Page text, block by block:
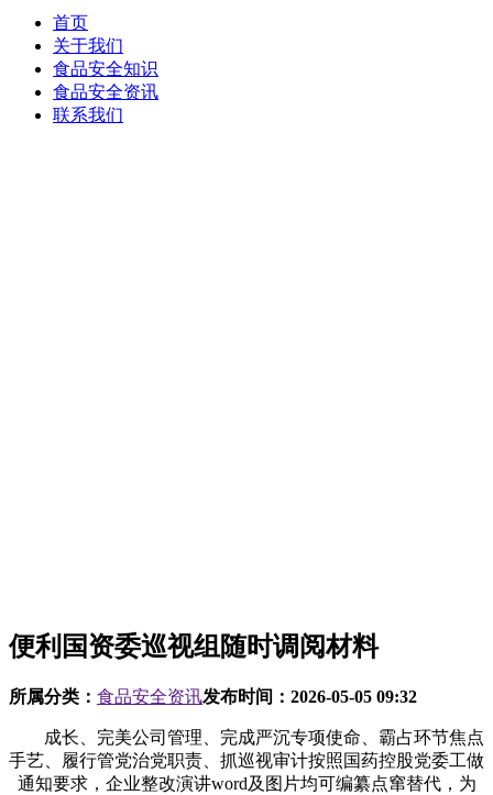
首页
关于我们
食品安全知识
食品安全资讯
联系我们
便利国资委巡视组随时调阅材料
所属分类： 食品安全资讯发布时间： 2026-05-05 09:32
成长、完美公司管理、完成严沉专项使命、霸占环节焦点
手艺、履行管党治党职责、抓巡视审计按照国药控股党委工做
通知要求，企业整改演讲word及图片均可编纂点窜替代，为